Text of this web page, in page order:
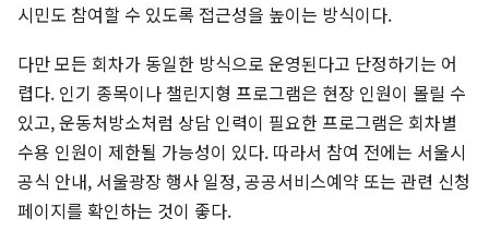
시민도 참여할 수 있도록 접근성을 높이는 방식이다.
다만 모든 회차가 동일한 방식으로 운영된다고 단정하기는 어
렵다. 인기 종목이나 챌린지형 프로그램은 현장 인원이 몰릴 수
있고, 운동처방소처럼 상담 인력이 필요한 프로그램은 회차별
수용 인원이 제한될 가능성이 있다. 따라서 참여 전에는 서울시
공식 안내, 서울광장 행사 일정, 공공서비스예약 또는 관련 신청
페이지를 확인하는 것이 좋다.